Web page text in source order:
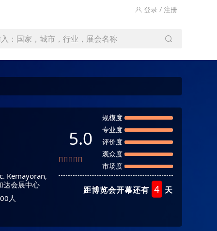
登录 / 注册
：国家，城市，行业，展会名称
Kemayoran,
达会展中心
人
5.0
规模度
专业度
评价度
观众度
市场度
距博览会开幕还有 4 天